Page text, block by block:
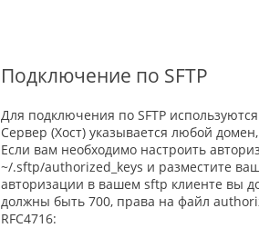
Подключение по SFTP
Для подключения по SFTP
Сервер (Хост) указывается любой
Если вам необходимо настроить
~/.sftp/authorized_keys и разместите
авторизации в вашем sftp клиенте вы
должны быть 700, права на файл
RFC4716: